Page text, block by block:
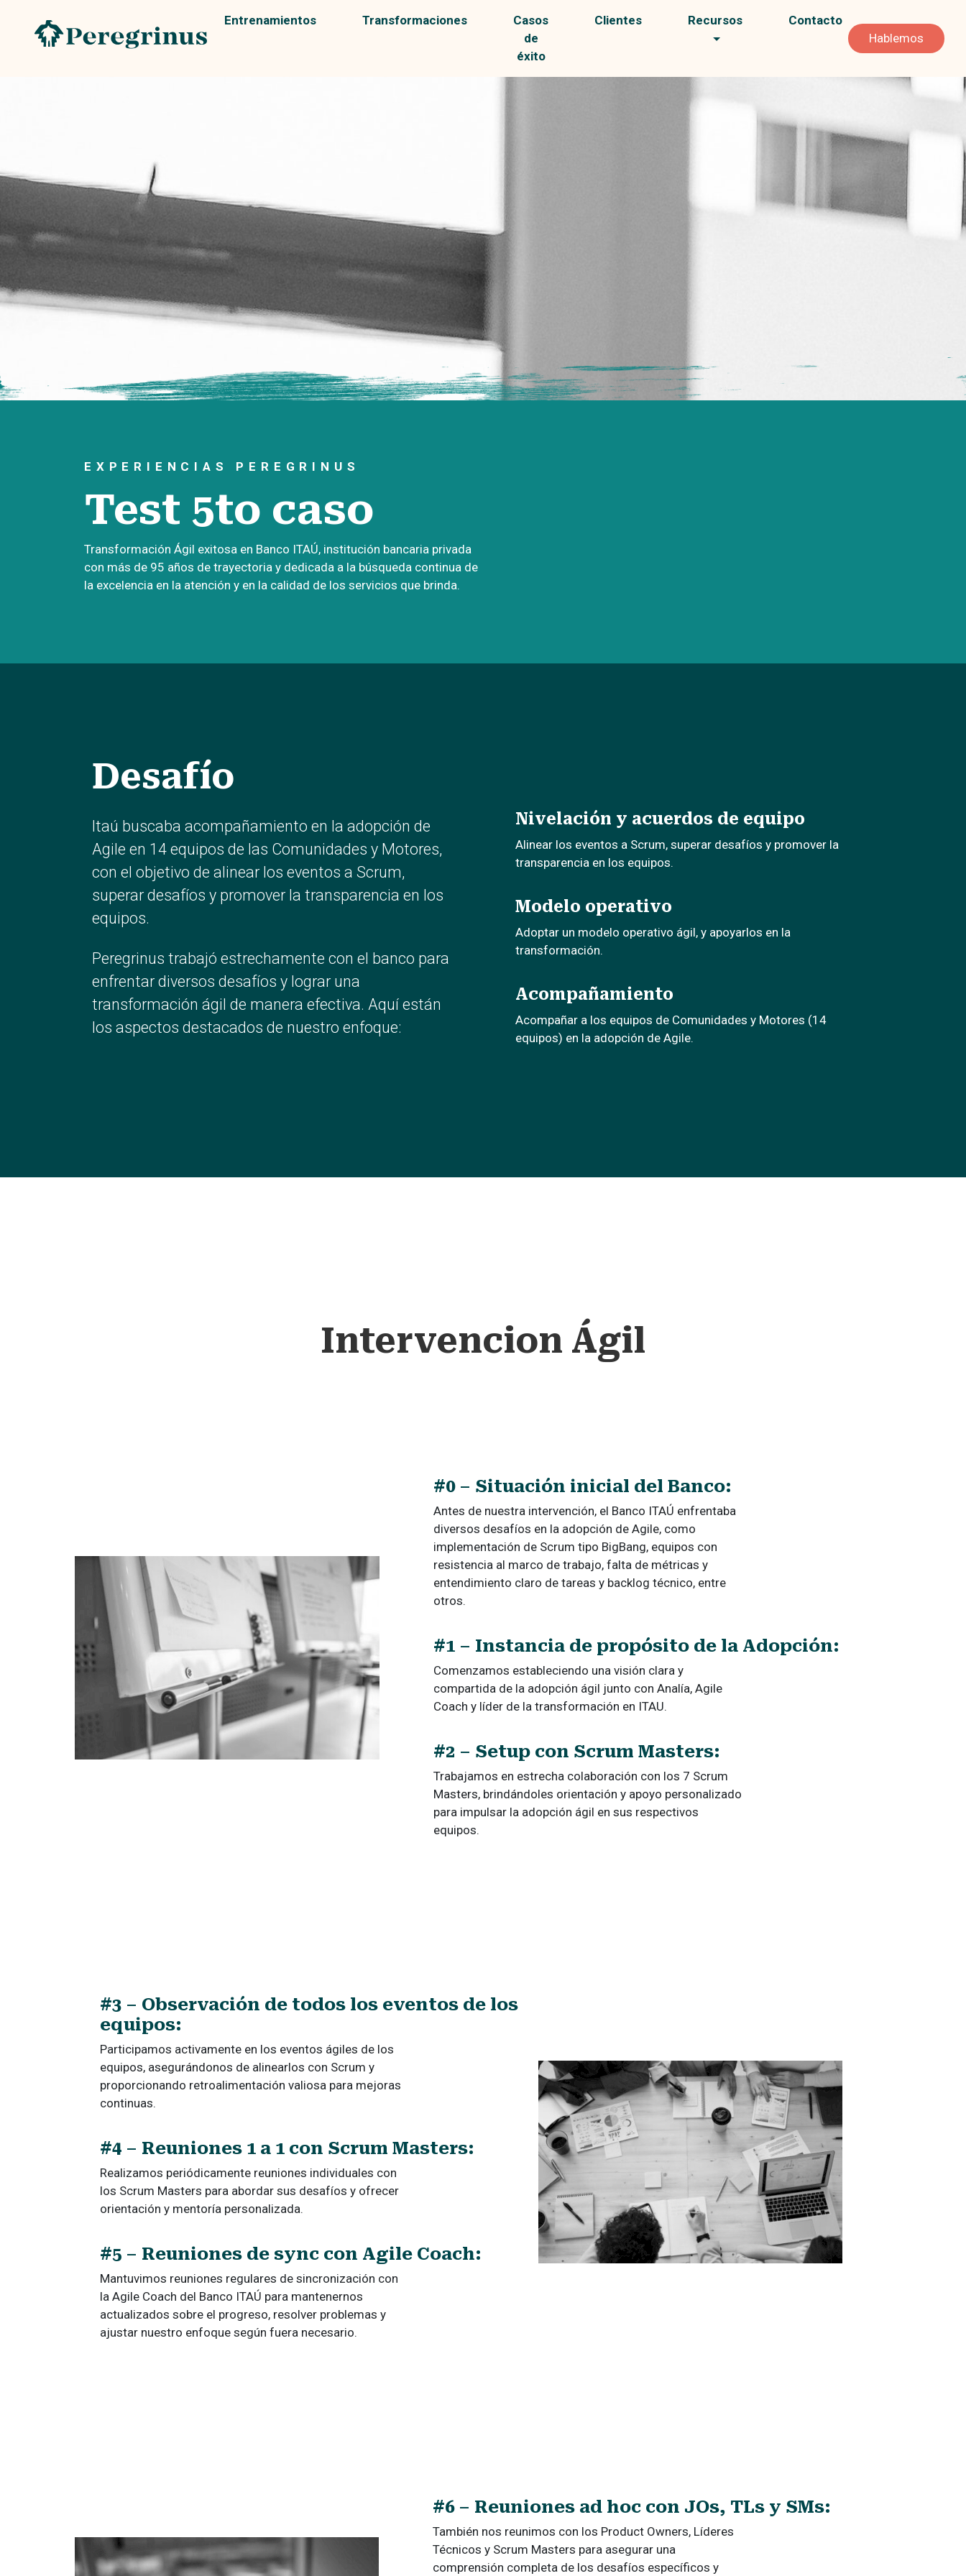
Entrenamientos
Transformaciones
Casos
de
éxito
Clientes Recursos
Contacto
Hablemos
EXPERIENCIAS PEREGRINUS
Test 5to caso
Transformación Ágil exitosa en Banco ITAÚ, institución bancaria privada
con más de 95 años de trayectoria y dedicada a la búsqueda continua de
la excelencia en la atención y en la calidad de los servicios que brinda.
Desafío
Itaú buscaba acompañamiento en la adopción de
Agile en 14 equipos de las Comunidades y Motores,
con el objetivo de alinear los eventos a Scrum,
superar desafíos y promover la transparencia en los
equipos.
Peregrinus trabajó estrechamente con el banco para
enfrentar diversos desafíos y lograr una
transformación ágil de manera efectiva. Aquí están
los aspectos destacados de nuestro enfoque:
Nivelación y acuerdos de equipo
Alinear los eventos a Scrum, superar desafíos y promover la
transparencia en los equipos.
Modelo operativo
Adoptar un modelo operativo ágil, y apoyarlos en la
transformación.
Acompañamiento
Acompañar a los equipos de Comunidades y Motores (14
equipos) en la adopción de Agile.
Intervencion Ágil
#0 – Situación inicial del Banco:
Antes de nuestra intervención, el Banco ITAÚ enfrentaba
diversos desafíos en la adopción de Agile, como
implementación de Scrum tipo BigBang, equipos con
resistencia al marco de trabajo, falta de métricas y
entendimiento claro de tareas y backlog técnico, entre
otros.
#1 – Instancia de propósito de la Adopción:
Comenzamos estableciendo una visión clara y
compartida de la adopción ágil junto con Analía, Agile
Coach y líder de la transformación en ITAU.
#2 – Setup con Scrum Masters:
Trabajamos en estrecha colaboración con los 7 Scrum
Masters, brindándoles orientación y apoyo personalizado
para impulsar la adopción ágil en sus respectivos
equipos.
#3 – Observación de todos los eventos de los
equipos:
Participamos activamente en los eventos ágiles de los
equipos, asegurándonos de alinearlos con Scrum y
proporcionando retroalimentación valiosa para mejoras
continuas.
#4 – Reuniones 1 a 1 con Scrum Masters:
Realizamos periódicamente reuniones individuales con
los Scrum Masters para abordar sus desafíos y ofrecer
orientación y mentoría personalizada.
#5 – Reuniones de sync con Agile Coach:
Mantuvimos reuniones regulares de sincronización con
la Agile Coach del Banco ITAÚ para mantenernos
actualizados sobre el progreso, resolver problemas y
ajustar nuestro enfoque según fuera necesario.
#6 – Reuniones ad hoc con JOs, TLs y SMs:
También nos reunimos con los Product Owners, Líderes
Técnicos y Scrum Masters para asegurar una
comprensión completa de los desafíos específicos y